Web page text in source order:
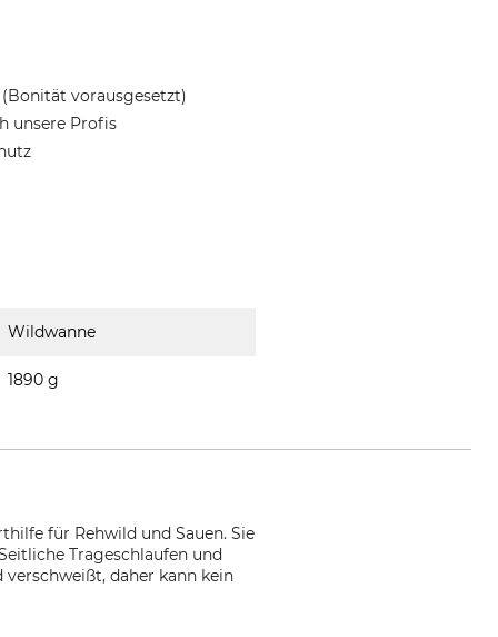
vorausgesetzt)
unsere Profis
Wildwanne
1890 g
für Rehwild und Sauen. Sie
Trageschlaufen und
daher kann kein